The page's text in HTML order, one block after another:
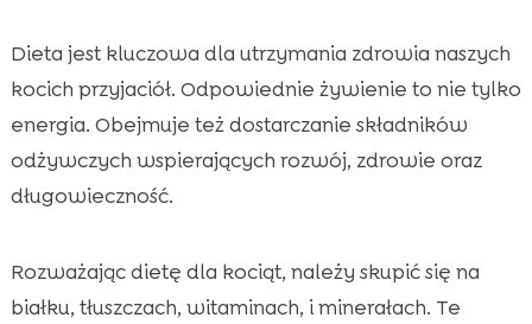
Dieta jest kluczowa dla utrzymania zdrowia naszych
kocich przyjaciół. Odpowiednie żywienie to nie tylko
energia. Obejmuje też dostarczanie składników
odżywczych wspierających rozwój, zdrowie oraz
długowieczność.
Rozważając dietę dla kociąt, należy skupić się na
białku, tłuszczach, witaminach, i minerałach. Te